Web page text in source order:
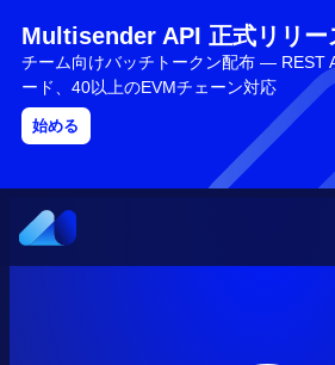
Multisender API 正式リリー
チーム向けバッチトークン配布 — REST
ード、40以上のEVMチェーン対応
始める